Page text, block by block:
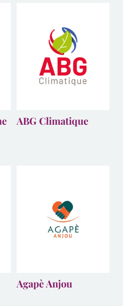
ABG Climatique
Agapè Anjou